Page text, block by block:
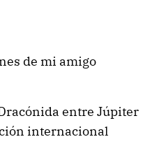
de mi amigo
entre Júpiter
internacional